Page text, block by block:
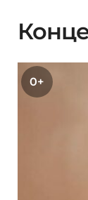
0+